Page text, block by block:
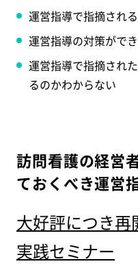
運営指導で指摘され
運営指導の対策がで
運営指導で指摘され
るのかわからない
訪問看護の経営
ておくべき運営
大好評につき
実践セミナー